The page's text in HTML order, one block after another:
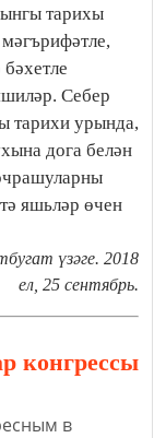
тарихы
Себер
тарихи урында,
дога белән
яшьләр өчен
үзәге. 2018
ел, 25 сентябрь.
конгрессы
в